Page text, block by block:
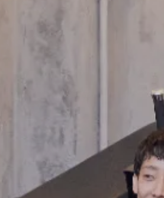
フランチャイズお問